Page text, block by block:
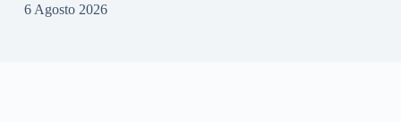
6 Agosto 2026